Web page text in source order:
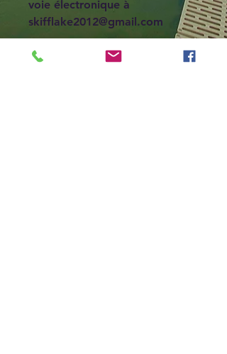
voie électronique à
skifflake2012@gmail.com